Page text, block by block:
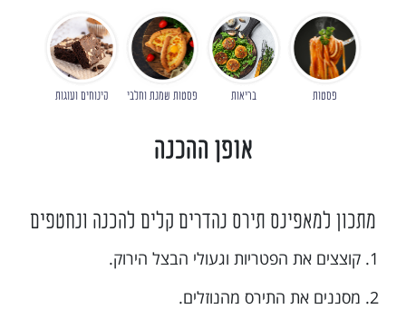
פסטות בריאות פסטות שמנת וחלבי קינוחים ועוגות
אופן ההכנה
מתכון למאפינס תירס נהדרים קלים להכנה ונחטפים
1. קוצצים את הפטריות וגעולי הבצל הירוק.
2. מסננים את התירס מהנוזלים.